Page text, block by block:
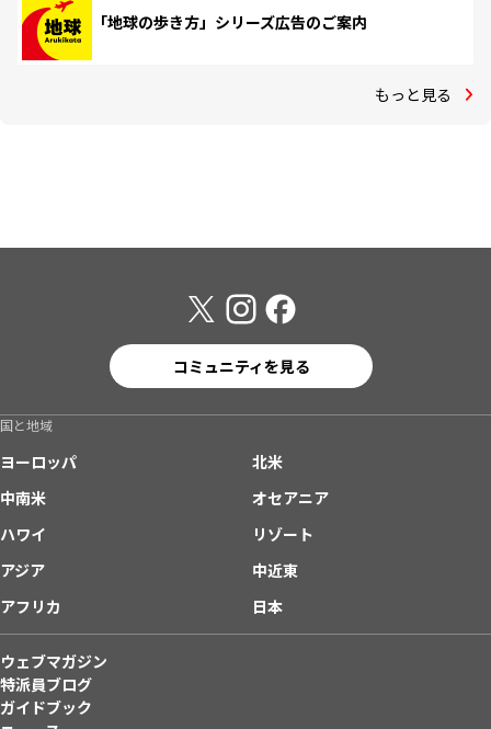
「地球の歩き方」シリーズ広告のご案内
もっと見る
コミュニティを見る
国と地域
ヨーロッパ
北米
中南米
オセアニア
ハワイ
リゾート
アジア
中近東
アフリカ
日本
ウェブマガジン
特派員ブログ
ガイドブック